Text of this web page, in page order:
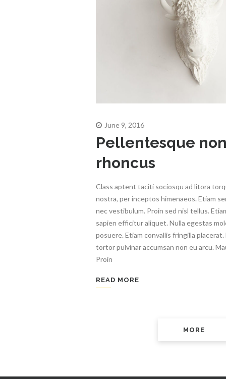
June 9, 2016
Pellentesque
rhoncus
Class aptent taciti sociosqu ad litora
nostra, per inceptos himenaeos. Etiam
nec vestibulum. Proin sed nisl tellus.
sapien efficitur aliquet. Nulla egestas
posuere. Etiam convallis fringilla
tortor pulvinar accumsan non eu arcu.
Proin
READ MORE
MORE